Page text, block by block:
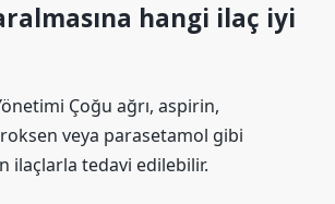
hangi ilaç iyi
Çoğu ağrı, aspirin,
veya parasetamol gibi
ilaçlarla tedavi edilebilir.